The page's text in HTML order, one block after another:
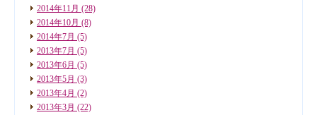
2014年11月 (28)
2014年10月 (8)
2014年7月 (5)
2013年7月 (5)
2013年6月 (5)
2013年5月 (3)
2013年4月 (2)
2013年3月 (22)